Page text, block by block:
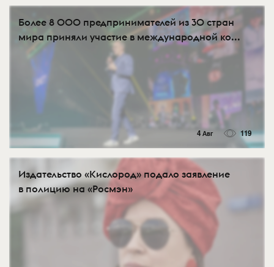
Более 8 000 предпринимателей из 30 стран
мира приняли участие в международной ко...
4 Авг 119
Издательство «Кислород» подало заявление
в полицию на «Росмэн»